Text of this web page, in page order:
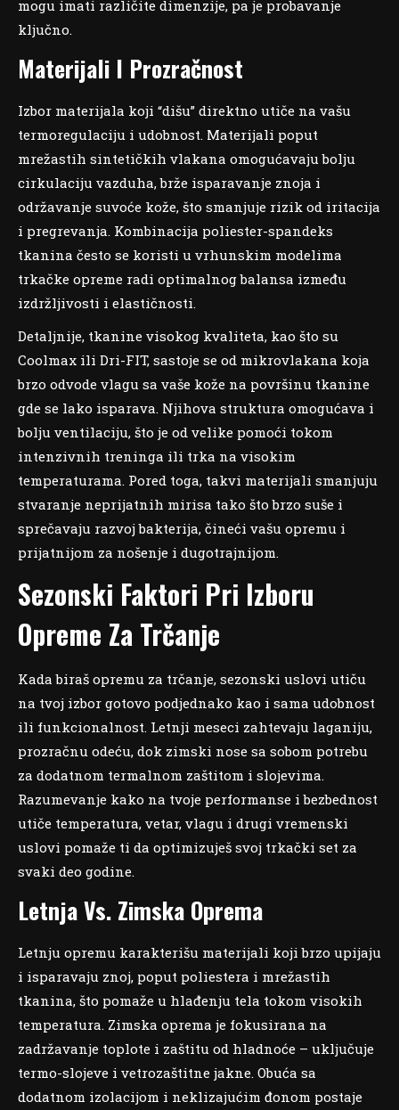
mogu imati različite dimenzije, pa je probavanje
ključno.
Materijali I Prozračnost
Izbor materijala koji “dišu” direktno utiče na vašu
termoregulaciju i udobnost. Materijali poput
mrežastih sintetičkih vlakana omogućavaju bolju
cirkulaciju vazduha, brže isparavanje znoja i
održavanje suvoće kože, što smanjuje rizik od iritacija
i pregrevanja. Kombinacija poliester-spandeks
tkanina često se koristi u vrhunskim modelima
trkačke opreme radi optimalnog balansa između
izdržljivosti i elastičnosti.
Detaljnije, tkanine visokog kvaliteta, kao što su
Coolmax ili Dri-FIT, sastoje se od mikrovlakana koja
brzo odvode vlagu sa vaše kože na površinu tkanine
gde se lako isparava. Njihova struktura omogućava i
bolju ventilaciju, što je od velike pomoći tokom
intenzivnih treninga ili trka na visokim
temperaturama. Pored toga, takvi materijali smanjuju
stvaranje neprijatnih mirisa tako što brzo suše i
sprečavaju razvoj bakterija, čineći vašu opremu i
prijatnijom za nošenje i dugotrajnijom.
Sezonski Faktori Pri Izboru
Opreme Za Trčanje
Kada biraš opremu za trčanje, sezonski uslovi utiču
na tvoj izbor gotovo podjednako kao i sama udobnost
ili funkcionalnost. Letnji meseci zahtevaju laganiju,
prozračnu odeću, dok zimski nose sa sobom potrebu
za dodatnom termalnom zaštitom i slojevima.
Razumevanje kako na tvoje performanse i bezbednost
utiče temperatura, vetar, vlagu i drugi vremenski
uslovi pomaže ti da optimizuješ svoj trkački set za
svaki deo godine.
Letnja Vs. Zimska Oprema
Letnju opremu karakterišu materijali koji brzo upijaju
i isparavaju znoj, poput poliestera i mrežastih
tkanina, što pomaže u hlađenju tela tokom visokih
temperatura. Zimska oprema je fokusirana na
zadržavanje toplote i zaštitu od hladnoće – uključuje
termo-slojeve i vetrozaštitne jakne. Obuća sa
dodatnom izolacijom i neklizajućim đonom postaje